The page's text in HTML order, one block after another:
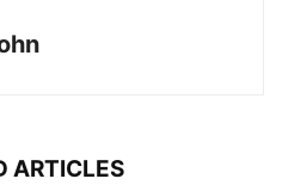
ARTICLES